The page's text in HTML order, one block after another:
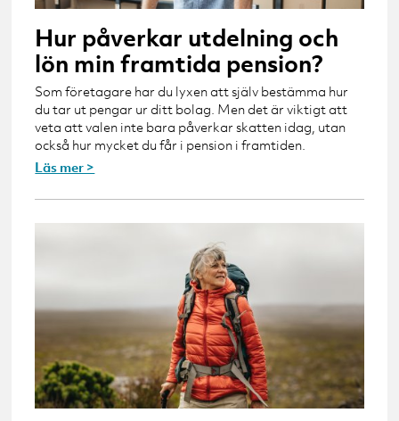
Hur påverkar utdelning och
lön min framtida pension?
Som företagare har du lyxen att själv bestämma hur
du tar ut pengar ur ditt bolag. Men det är viktigt att
veta att valen inte bara påverkar skatten idag, utan
också hur mycket du får i pension i framtiden.
Läs mer >